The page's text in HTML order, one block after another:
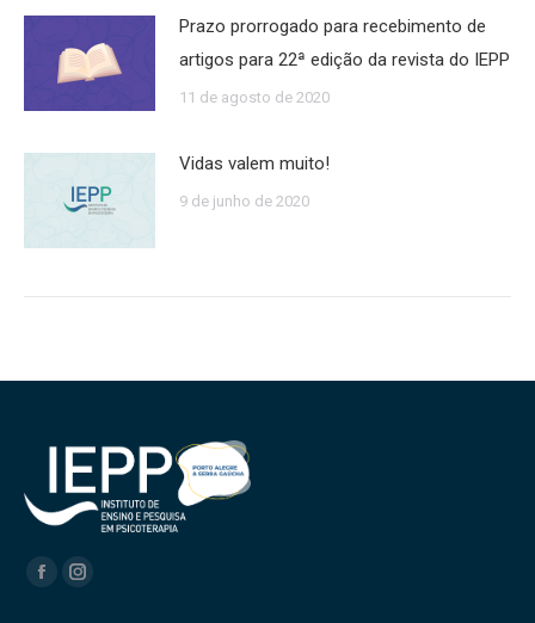
Prazo prorrogado para recebimento de
artigos para 22ª edição da revista do IEPP
11 de agosto de 2020
Vidas valem muito!
9 de junho de 2020
Encontre-nos em:
FacebookInstagram